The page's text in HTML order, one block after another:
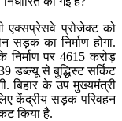
एक्सप्रेसवे प्रोजेक्ट को
का निर्माण होगा.
निर्माण पर 4615 करोड़
डब्ल्यू से बुद्धिस्ट सर्किट
बिहार के उप मुख्यमंत्री
केंद्रीय सड़क परिवहन
किया है.